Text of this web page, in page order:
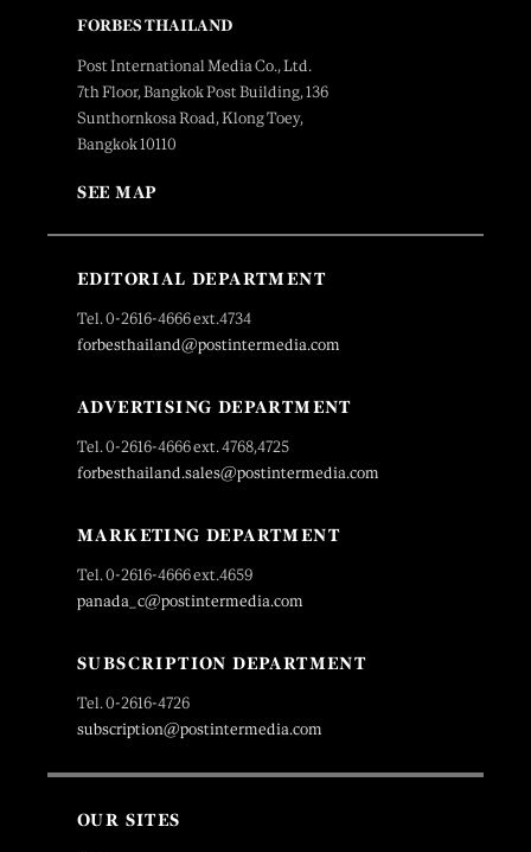
FORBES THAILAND
Post International Media Co., Ltd.
7th Floor, Bangkok Post Building, 136
Sunthornkosa Road, Klong Toey,
Bangkok 10110
SEE MAP
EDITORIAL DEPARTMENT
Tel. 0-2616-4666 ext.4734
forbesthailand@postintermedia.com
ADVERTISING DEPARTMENT
Tel. 0-2616-4666 ext. 4768,4725
forbesthailand.sales@postintermedia.com
MARKETING DEPARTMENT
Tel. 0-2616-4666 ext.4659
panada_c@postintermedia.com
SUBSCRIPTION DEPARTMENT
Tel. 0-2616-4726
subscription@postintermedia.com
OUR SITES